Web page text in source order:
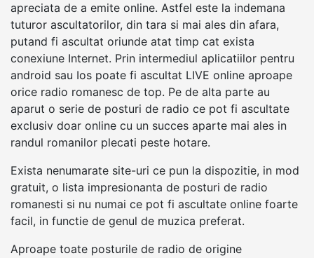
apreciata de a emite online. Astfel este la indemana
tuturor ascultatorilor, din tara si mai ales din afara,
putand fi ascultat oriunde atat timp cat exista
conexiune Internet. Prin intermediul aplicatiilor pentru
android sau Ios poate fi ascultat LIVE online aproape
orice radio romanesc de top. Pe de alta parte au
aparut o serie de posturi de radio ce pot fi ascultate
exclusiv doar online cu un succes aparte mai ales in
randul romanilor plecati peste hotare.
Exista nenumarate site-uri ce pun la dispozitie, in mod
gratuit, o lista impresionanta de posturi de radio
romanesti si nu numai ce pot fi ascultate online foarte
facil, in functie de genul de muzica preferat.
Aproape toate posturile de radio de origine